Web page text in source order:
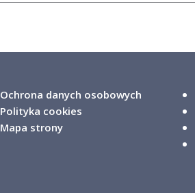
Ochrona danych osobowych
Polityka cookies
Mapa strony